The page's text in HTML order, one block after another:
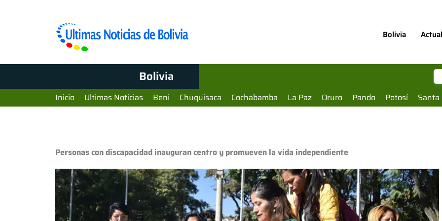
Bolivia
Bolivia
Inicio Ultimas Noticias Beni Chuquisaca Cochabamba La Paz Oruro Pando Potosí Santa
Personas con discapacidad inauguran centro y promueven la vida independiente